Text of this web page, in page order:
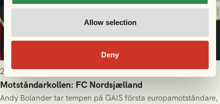
Allow selection
Deny
2026-07-21 11:30
Motståndarkollen: FC Nordsjælland
Andy Bolander tar tempen på GAIS första europamotståndare,